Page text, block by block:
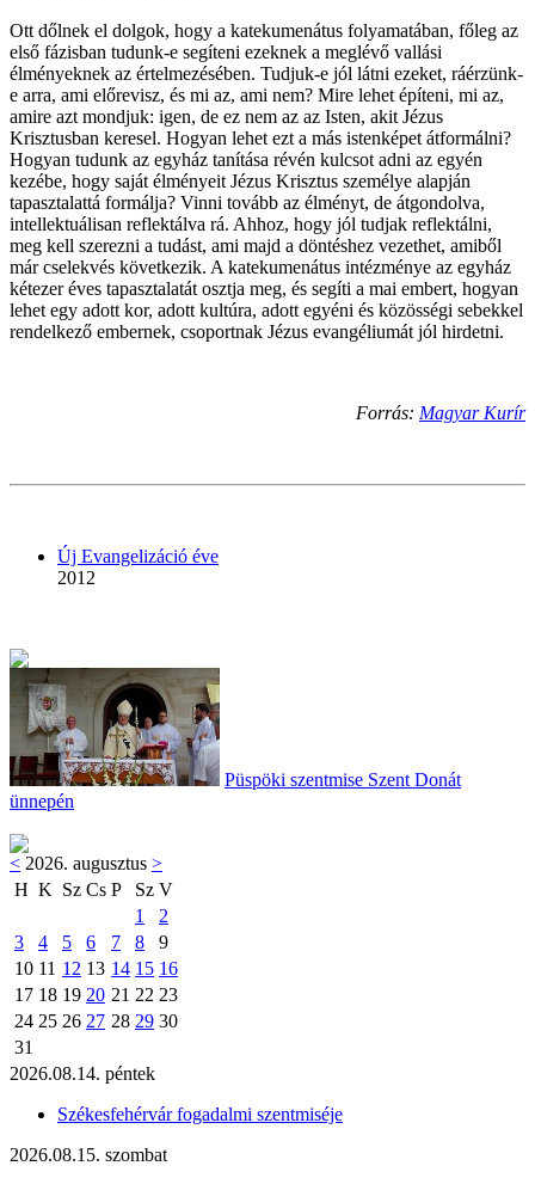
Ott dőlnek el dolgok, hogy a katekumenátus folyamatában, főleg az
első fázisban tudunk-e segíteni ezeknek a meglévő vallási
élményeknek az értelmezésében. Tudjuk-e jól látni ezeket, ráérzünk-
e arra, ami előrevisz, és mi az, ami nem? Mire lehet építeni, mi az,
amire azt mondjuk: igen, de ez nem az az Isten, akit Jézus
Krisztusban keresel. Hogyan lehet ezt a más istenképet átformálni?
Hogyan tudunk az egyház tanítása révén kulcsot adni az egyén
kezébe, hogy saját élményeit Jézus Krisztus személye alapján
tapasztalattá formálja? Vinni tovább az élményt, de átgondolva,
intellektuálisan reflektálva rá. Ahhoz, hogy jól tudjak reflektálni,
meg kell szerezni a tudást, ami majd a döntéshez vezethet, amiből
már cselekvés következik. A katekumenátus intézménye az egyház
kétezer éves tapasztalatát osztja meg, és segíti a mai embert, hogyan
lehet egy adott kor, adott kultúra, adott egyéni és közösségi sebekkel
rendelkező embernek, csoportnak Jézus evangéliumát jól hirdetni.
Forrás: Magyar Kurír
Új Evangelizáció éve
2012
Püspöki szentmise Szent Donát
ünnepén
< 2026. augusztus >
H K Sz Cs P Sz V
1
2
3
4 5 6 7 8
9
10 11 12 13 14 15 16
17 18 19 20 21 22 23
24 25 26 27 28 29 30
31
2026.08.14. péntek
Székesfehérvár fogadalmi szentmiséje
2026.08.15. szombat